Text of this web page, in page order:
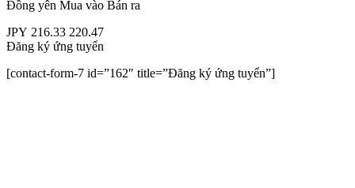
Đồng yên Mua vào Bán ra
JPY 216.33 220.47
Đăng ký ứng tuyển
[contact-form-7 id=”162″ title=”Đăng ký ứng tuyển”]